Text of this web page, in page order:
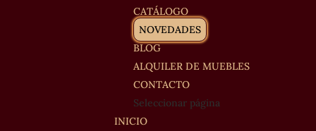
CATÁLOGO
NOVEDADES
BLOG
ALQUILER DE MUEBLES
CONTACTO
Seleccionar página
INICIO